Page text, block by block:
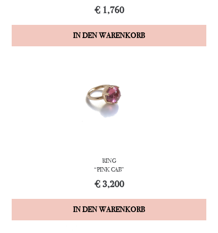
€1,760
IN DEN WARENKORB
RING
“PINK CAB”
€3,200
IN DEN WARENKORB